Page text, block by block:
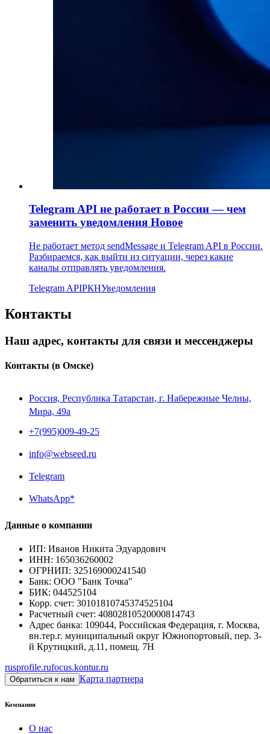
Telegram API не работает в России — чем
заменить уведомления Новое
Не работает метод sendMessage и Telegram API в России.
Разбираемся, как выйти из ситуации, через какие
каналы отправлять уведомления.
Telegram APIРКНУведомления
Контакты
Наш адрес, контакты для связи и мессенджеры
Контакты (в Омске)
Россия, Республика Татарстан, г. Набережные Челны,
Мира, 49a
+7(995)009-49-25
info@webseed.ru
Telegram
WhatsApp*
Данные о компании
ИП: Иванов Никита Эдуардович
ИНН: 165036260002
ОГРНИП: 325169000241540
Банк: ООО "Банк Точка"
БИК: 044525104
Корр. счет: 30101810745374525104
Расчетный счет: 40802810520000814743
Адрес банка: 109044, Российская Федерация, г. Москва,
вн.тер.г. муниципальный округ Южнопортовый, пер. 3-
й Крутицкий, д.11, помещ. 7Н
rusprofile.rufocus.kontur.ru
Обратиться к нам Карта партнера
Компания
О нас